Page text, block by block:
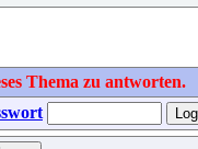
Thema zu antworten.